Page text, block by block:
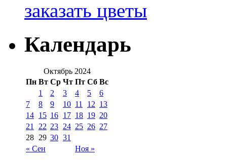
заказать цветы
Календарь
Октябрь 2024
Пн Вт Ср Чт Пт Сб Вс
« Сен Ноя »
1 2 3 4 5
6
7
8 9 10 11 12 13
14 15 16 17 18 19 20
21
22 23 24 25 26 27
28 29 30 31